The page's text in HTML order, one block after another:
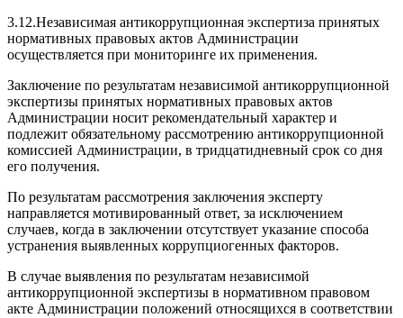
3.12.Независимая антикоррупционная экспертиза принятых
нормативных правовых актов Администрации
осуществляется при мониторинге их применения.
Заключение по результатам независимой антикоррупционной
экспертизы принятых нормативных правовых актов
Администрации носит рекомендательный характер и
подлежит обязательному рассмотрению антикоррупционной
комиссией Администрации, в тридцатидневный срок со дня
его получения.
По результатам рассмотрения заключения эксперту
направляется мотивированный ответ, за исключением
случаев, когда в заключении отсутствует указание способа
устранения выявленных коррупциогенных факторов.
В случае выявления по результатам независимой
антикоррупционной экспертизы в нормативном правовом
акте Администрации положений относящихся в соответствии